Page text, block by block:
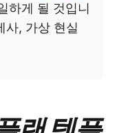
하게 될 것입니
사, 가상 현실